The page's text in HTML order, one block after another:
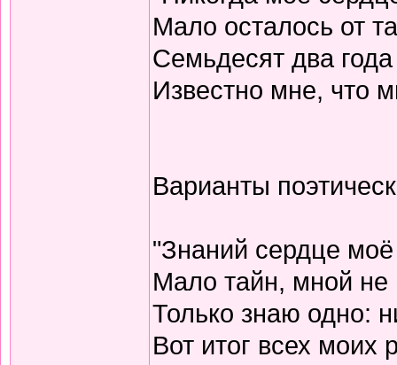
Мало осталось от
Семьдесят два
Известно мне, что
Варианты
"Знаний сердце
Мало тайн, мной не
Только знаю одно:
Вот итог всех моих